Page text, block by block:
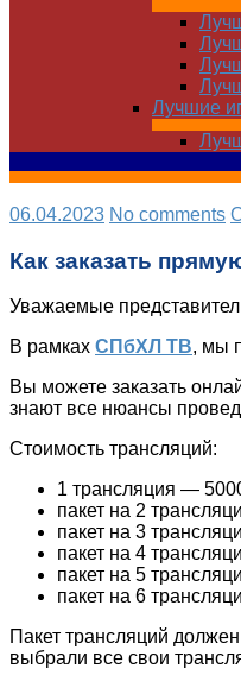
Лучшие
06.04.2023 No comments
Как заказать
Уважаемые
В рамках СПбХЛ ТВ, мы
Вы можете заказать
знают все нюансы
Стоимость трансляций:
1 трансляция —
пакет на 2
пакет на 3
пакет на 4
пакет на 5
пакет на 6
Пакет трансляций
выбрали все свои